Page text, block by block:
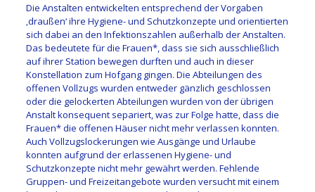
Die Anstalten entwickelten entsprechend der Vorgaben
‚draußen‘ ihre Hygiene- und Schutzkonzepte und orientierten
sich dabei an den Infektionszahlen außerhalb der Anstalten.
Das bedeutete für die Frauen*, dass sie sich ausschließlich
auf ihrer Station bewegen durften und auch in dieser
Konstellation zum Hofgang gingen. Die Abteilungen des
offenen Vollzugs wurden entweder gänzlich geschlossen
oder die gelockerten Abteilungen wurden von der übrigen
Anstalt konsequent separiert, was zur Folge hatte, dass die
Frauen* die offenen Häuser nicht mehr verlassen konnten.
Auch Vollzugslockerungen wie Ausgänge und Urlaube
konnten aufgrund der erlassenen Hygiene- und
Schutzkonzepte nicht mehr gewährt werden. Fehlende
Gruppen- und Freizeitangebote wurden versucht mit einem